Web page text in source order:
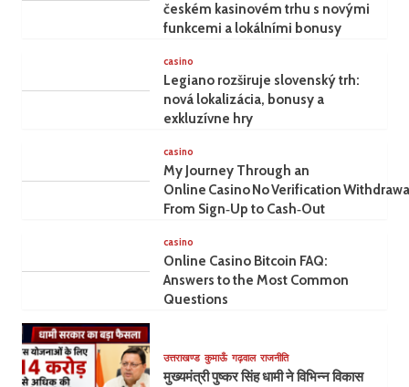
českém kasinovém trhu s novými
funkcemi a lokálními bonusy
casino
Legiano rozširuje slovenský trh:
nová lokalizácia, bonusy a
exkluzívne hry
casino
My Journey Through an
Online Casino No Verification
From Sign‑Up to Cash‑Out
casino
Online Casino Bitcoin FAQ:
Answers to the Most Common
Questions
उत्तराखण्ड कुमाऊँ गढ़वाल राजनीति
मुख्यमंत्री पुष्कर सिंह धामी ने विभिन्न विकास